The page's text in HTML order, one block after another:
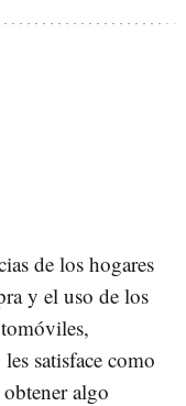
de los hogares
y el uso de los
satisface como
algo